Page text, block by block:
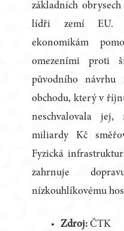
základních
lídři zemí EU.
ekonomikám
omezeními proti
původního návrhu
obchodu, který v
neschvalovala
miliardy Kč
Fyzická
zahrnuje
nízkouhlíkovému
Zdroj: ČTK